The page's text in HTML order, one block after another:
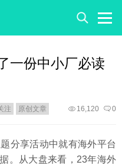
一份中小厂必读
注 原创文章 0
16,120
分享活动中就有海外平台
。从大盘来看，23年海外